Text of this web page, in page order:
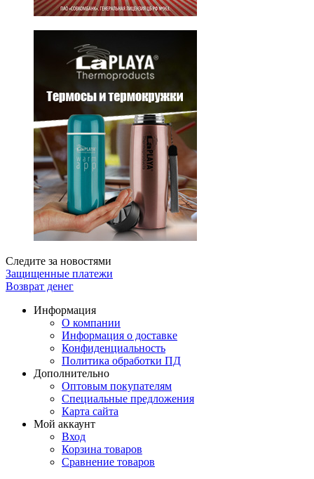
Следите за новостями
Защищенные платежи
Возврат денег
Информация
О компании
Информация о доставке
Конфиденциальность
Политика обработки ПД
Дополнительно
Оптовым покупателям
Специальные предложения
Карта сайта
Мой аккаунт
Вход
Корзина товаров
Сравнение товаров